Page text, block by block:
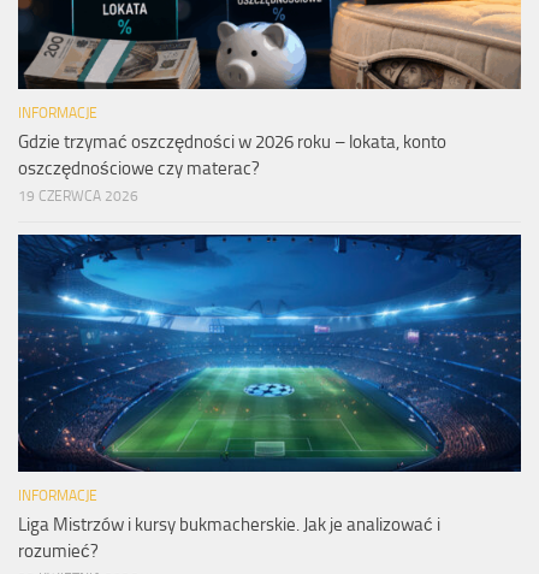
INFORMACJE
Gdzie trzymać oszczędności w 2026 roku – lokata, konto
oszczędnościowe czy materac?
19 CZERWCA 2026
INFORMACJE
Liga Mistrzów i kursy bukmacherskie. Jak je analizować i
rozumieć?